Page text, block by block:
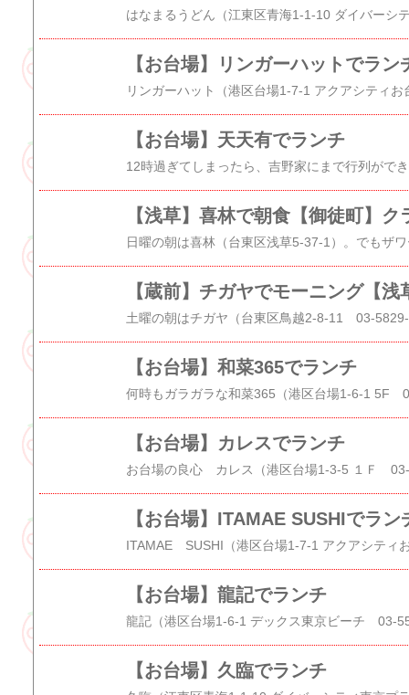
【お台場】リンガーハットでラ
【お台場】天天有でランチ
【お台場】和菜365でランチ
【お台場】カレスでランチ
【お台場】ITAMAE SUSHIでラ
【お台場】龍記でランチ
【お台場】久臨でランチ